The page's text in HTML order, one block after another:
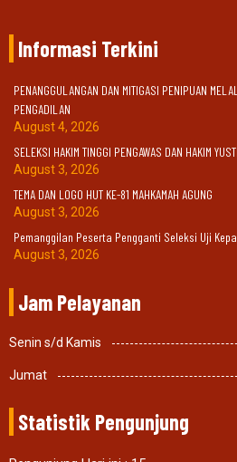
Informasi Terkini
PENANGGULANGAN DAN MITIGASI PENIPUAN
PENGADILAN
August 4, 2026
SELEKSI HAKIM TINGGI PENGAWAS DAN HAKIM
August 3, 2026
TEMA DAN LOGO HUT KE-81 MAHKAMAH AGUNG
August 3, 2026
Pemanggilan Peserta Pengganti Seleksi Uji
August 3, 2026
Jam Pelayanan
Senin s/d Kamis
Jumat
Statistik Pengunjung